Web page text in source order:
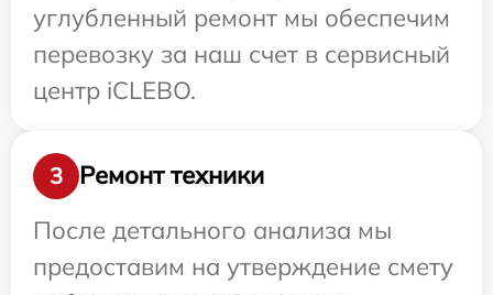
углубленный ремонт мы обеспечим
перевозку за наш счет в сервисный
центр iCLEBO.
3
Ремонт техники
После детального анализа мы
предоставим на утверждение смету